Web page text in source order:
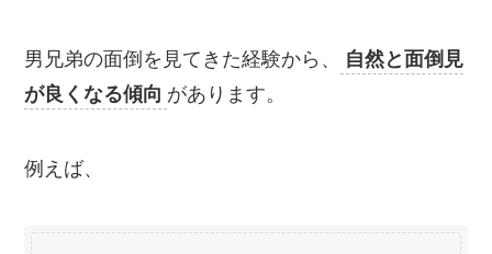
男兄弟の面倒を見てきた経験から、
自然と面倒見
が良くなる傾向 があります。
例えば、